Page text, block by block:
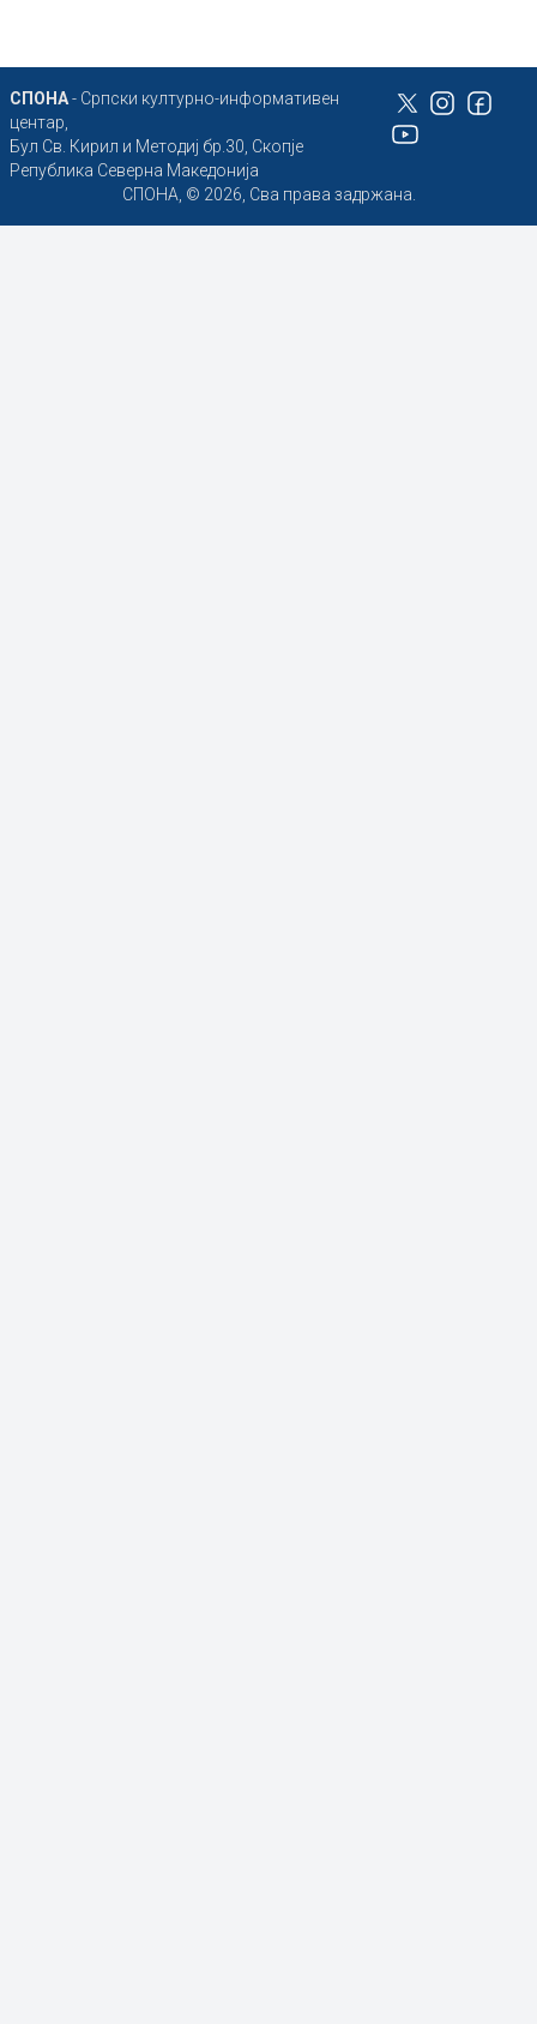
СПОНА- Српски културно-информативен
центар,
Бул Св. Кирил и Методиј бр.30, Скопје
Република Северна Македонија
СПОНА, © 2026, Сва права задржана.